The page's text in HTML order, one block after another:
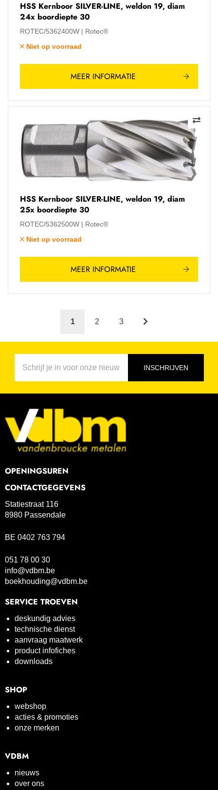
HSS Kernboor SILVER-LINE, weldon 19, diam
24x boordiepte 30
ROTEC/5362400W
Rotec®
Niet op voorraad
MEER INFORMATIE
HSS Kernboor SILVER-LINE, weldon 19, diam
25x boordiepte 30
ROTEC/5362500W
Rotec®
Niet op voorraad
MEER INFORMATIE
1 2 3
INSCHRIJVEN
OPENINGSUREN
CONTACTGEGEVENS
Statiestraat 116
8980 Passendale
BE 0402 763 794
051 78 00 30
info@vdbm.be
boekhouding@vdbm.be
SERVICE TROEVEN
deskundig advies
technische dienst
aanvraag maatwerk
product infofiches
downloads
SHOP
webshop
acties & promoties
onze merken
VDBM
nieuws
over ons